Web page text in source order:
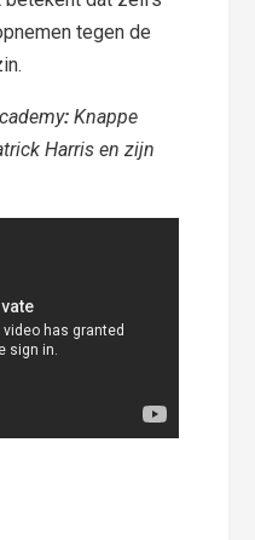
tegen de
:Knappe
Harris en zijn